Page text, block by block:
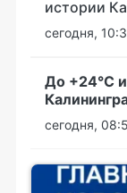
истории
сегодня,
До +24°С
сегодня,